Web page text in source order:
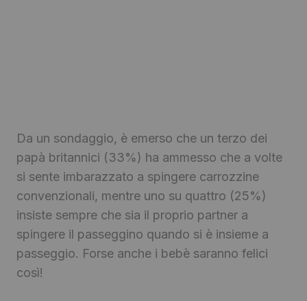
Da un sondaggio, è emerso che un terzo dei
papà britannici (33%) ha ammesso che a volte
si sente imbarazzato a spingere carrozzine
convenzionali, mentre uno su quattro (25%)
insiste sempre che sia il proprio partner a
spingere il passeggino quando si è insieme a
passeggio. Forse anche i bebè saranno felici
così!